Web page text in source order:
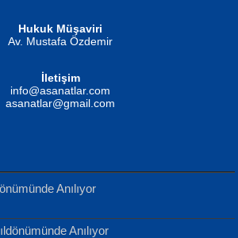
Hukuk Müşaviri
Av. Mustafa Özdemir
İletişim
info@asanatlar.com
asanatlar@gmail.com
Anılıyor
Anılıyor